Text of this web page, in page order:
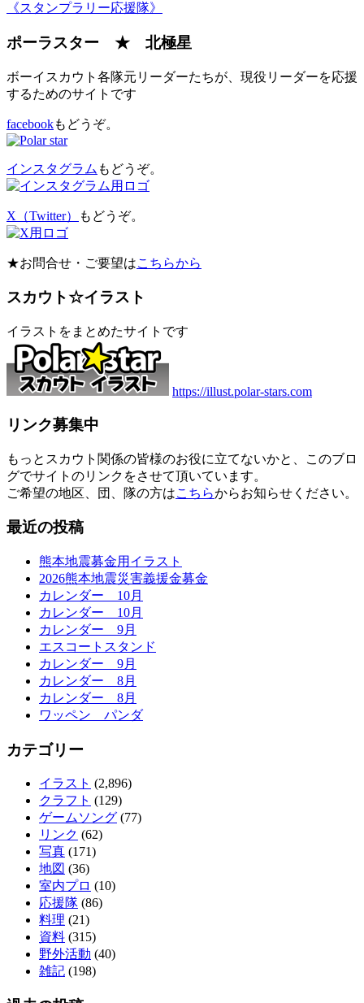
《スタンプラリー応援隊》
ポーラスター ★ 北極星
ボーイスカウト各隊元リーダーたちが、現役リーダーを応援
するためのサイトです
facebookもどうぞ。
インスタグラム もどうぞ。
X（Twitter） もどうぞ。
★お問合せ・ご要望はこちらから
スカウト☆イラスト
イラストをまとめたサイトです
https://illust.polar-stars.com
リンク募集中
もっとスカウト関係の皆様のお役に立てないかと、このブロ
グでサイトのリンクをさせて頂いています。
ご希望の地区、団、隊の方はこちらからお知らせください。
最近の投稿
熊本地震募金用イラスト
2026熊本地震災害義援金募金
カレンダー 10月
カレンダー 10月
カレンダー 9月
エスコートスタンド
カレンダー 9月
カレンダー 8月
カレンダー 8月
ワッペン パンダ
カテゴリー
イラスト (2,896)
クラフト (129)
ゲームソング (77)
リンク (62)
写真 (171)
地図 (36)
室内プロ (10)
応援隊 (86)
料理 (21)
資料 (315)
野外活動 (40)
雑記 (198)